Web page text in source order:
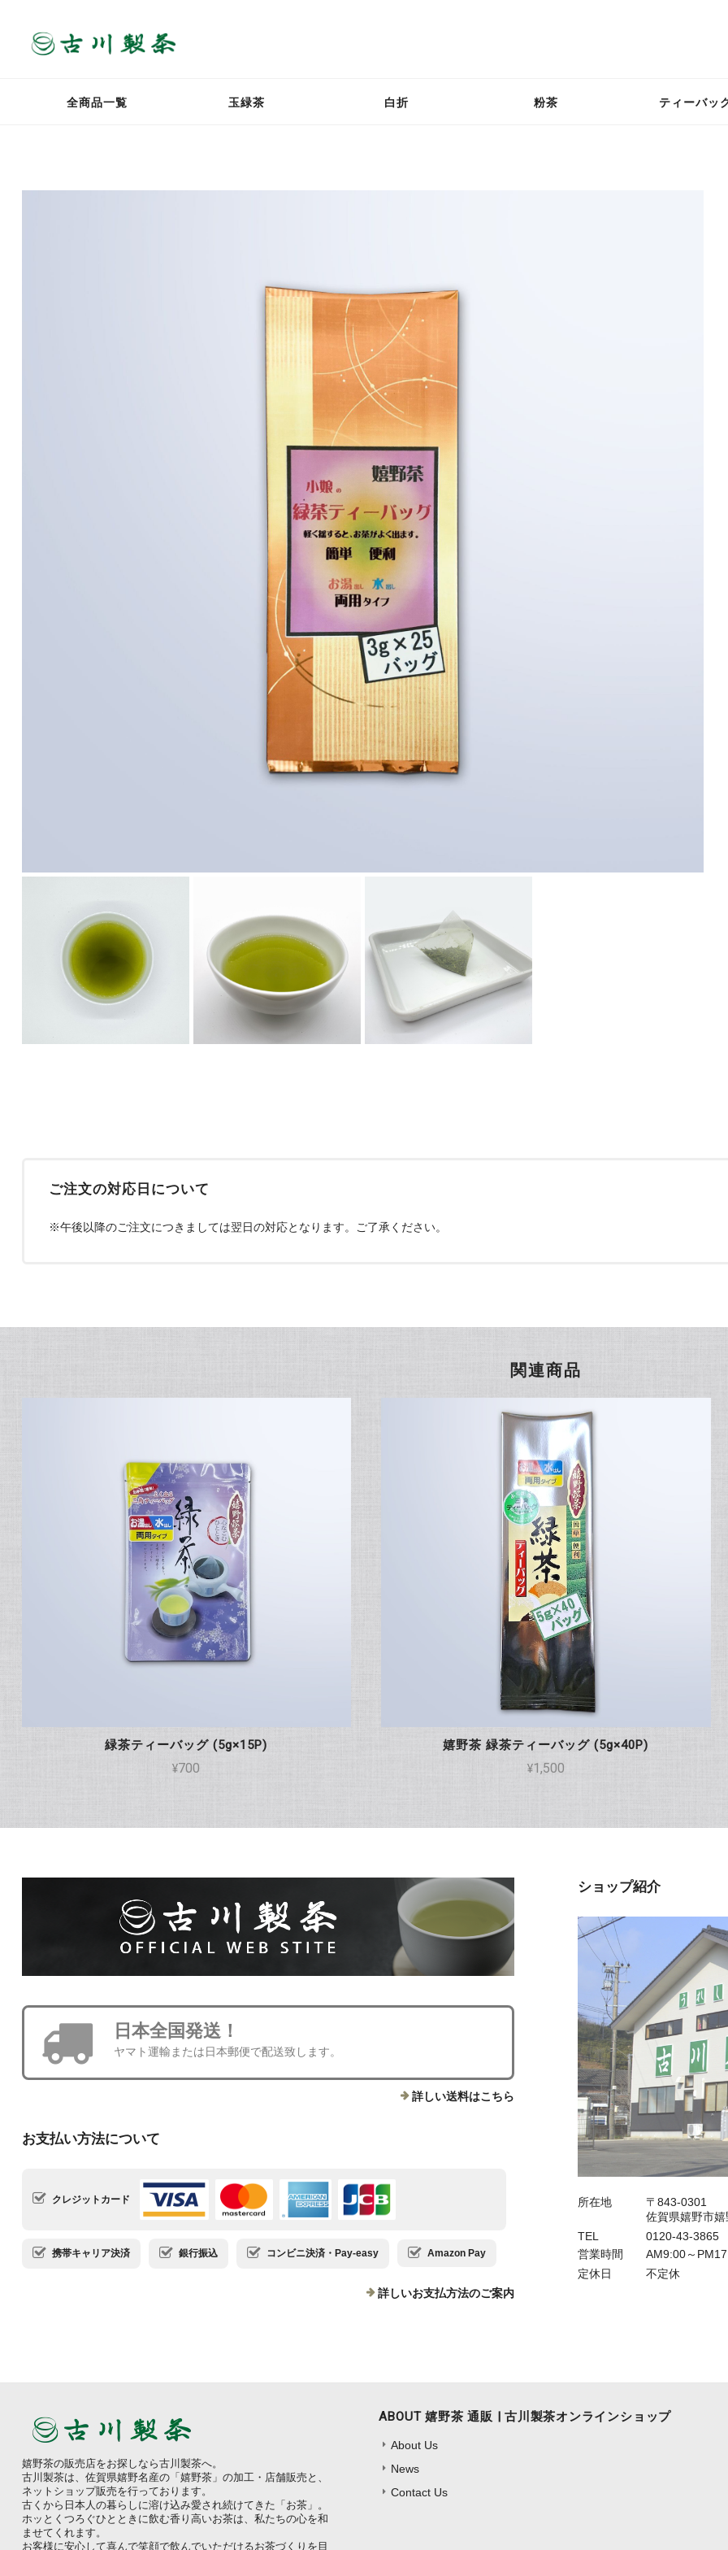
全商品一覧 玉緑茶 白折 粉茶 ティーバッ
ご注文の対応日について
※午後以降のご注文につきましては翌日の対応となります。ご了承ください。
関連商品
緑茶ティーバッグ (5g×15P)
¥700
嬉野茶 緑茶ティーバッグ (5g×40P)
¥1,500
日本全国発送！
ヤマト運輸または日本郵便で配送致します。
詳しい送料はこちら
お支払い方法について
クレジットカード
携帯キャリア決済 銀行振込 コンビニ決済・Pay-easy Amazon Pay
詳しいお支払方法のご案内
ショップ紹介
所在地
〒843-0301
佐賀県嬉野市
TEL
0120-43-3865
営業時間
AM9:00～
定休日
不定休
嬉野茶の販売店をお探しなら古川製茶へ。
古川製茶は、佐賀県嬉野名産の「嬉野茶」の加工・店舗販売と、
ネットショップ販売を行っております。
古くから日本人の暮らしに溶け込み愛され続けてきた「お茶」。
ホッとくつろぐひとときに飲む香り高いお茶は、私たちの心を和
ませてくれます。
お客様に安心して喜んで笑顔で飲んでいただけるお茶づくりを目
ABOUT 嬉野茶 通販 | 古川製茶オンラインショップ
About Us
News
Contact Us